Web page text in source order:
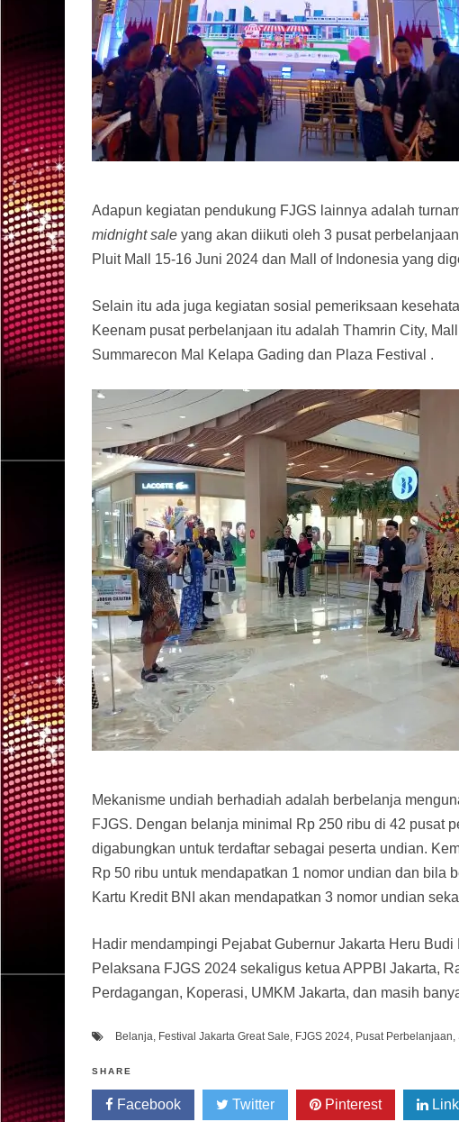
Adapun kegiatan pendukung FJGS lainnya adalah
midnight sale yang akan diikuti oleh 3 pusat
Pluit Mall 15-16 Juni 2024 dan Mall of Indonesia yang
Selain itu ada juga kegiatan sosial pemeriksaan
Keenam pusat perbelanjaan itu adalah Thamrin City,
Summarecon Mal Kelapa Gading dan Plaza Festival .
Mekanisme undiah berhadiah adalah berbelanja
FJGS. Dengan belanja minimal Rp 250 ribu di 42 pusat
digabungkan untuk terdaftar sebagai peserta undian.
Rp 50 ribu untuk mendapatkan 1 nomor undian dan bila
Kartu Kredit BNI akan mendapatkan 3 nomor undian
Hadir mendampingi Pejabat Gubernur Jakarta Heru
Pelaksana FJGS 2024 sekaligus ketua APPBI Jakarta,
Perdagangan, Koperasi, UMKM Jakarta, dan masih
Belanja, Festival Jakarta Great Sale, FJGS 2024, Pusat Perbelanjaan,
SHARE
Facebook Twitter Pinterest